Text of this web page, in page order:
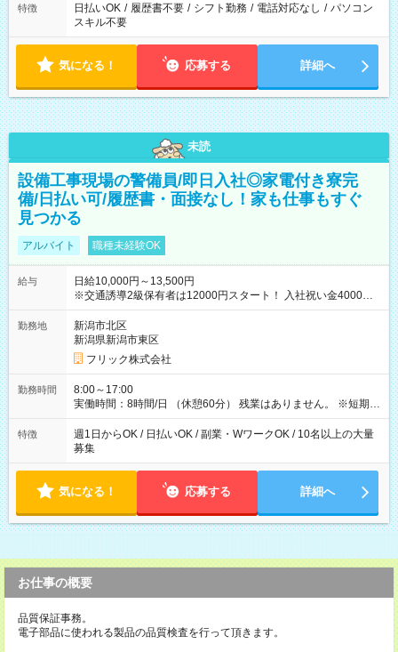
特徴 日払いOK / 履歴書不要 / シフト勤務 / 電話対応なし / パソコン
スキル不要
気になる！ 応募する 詳細へ
未読
設備工事現場の警備員/即日入社◎家電付き寮完
備/日払い可/履歴書・面接なし！家も仕事もすぐ
見つかる
アルバイト 職種未経験OK
給与
日給10,000円～13,500円
※交通誘導2級保有者は12000円スタート！ 入社祝い金4000円
【試用期間】試用期間なし
勤務地
新潟市北区
新潟県新潟市東区
フリック株式会社
勤務時間
8:00～17:00
実働時間：8時間/日 （休憩60分） 残業はありません。 ※短期の
募集は行っておりません。予めご了承くださいませ。
特徴
週1日からOK / 日払いOK / 副業・WワークOK / 10名以上の大量
募集
気になる！ 応募する 詳細へ
お仕事の概要
品質保証事務。
電子部品に使われる製品の品質検査を行って頂きます。